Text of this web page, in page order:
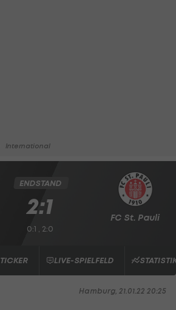
International
FC St. Pauli
ENDSTAND
2:1
0:1 , 2:0
TICKER LIVE-SPIELFELD
Hamburg, 21.01.22 20:25